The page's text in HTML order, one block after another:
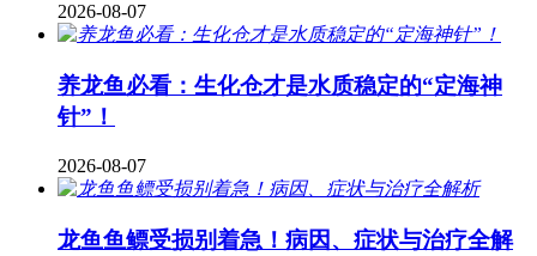
2026-08-07
养龙鱼必看：生化仓才是水质稳定的“定海神
针”！
2026-08-07
龙鱼鱼鳔受损别着急！病因、症状与治疗全解